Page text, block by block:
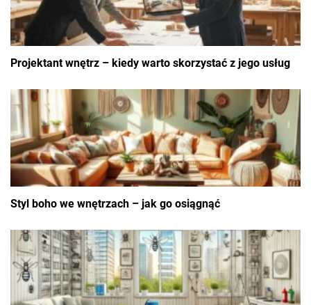
Projektant wnętrz – kiedy warto skorzystać z jego usług
Styl boho we wnętrzach – jak go osiągnąć